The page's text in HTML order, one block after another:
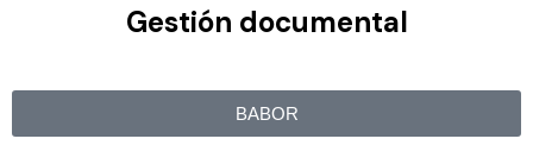
Gestión documental
BABOR